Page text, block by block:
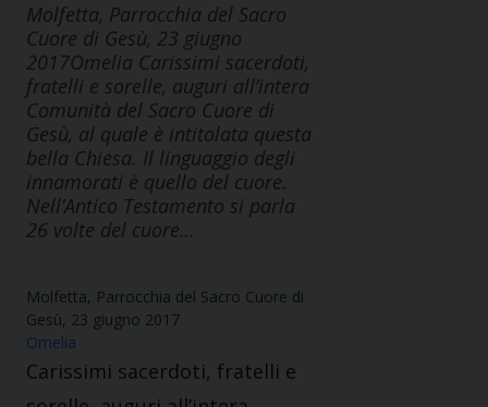
Molfetta, Parrocchia del Sacro
Cuore di Gesù, 23 giugno
2017Omelia Carissimi sacerdoti,
fratelli e sorelle, auguri all’intera
Comunità del Sacro Cuore di
Gesù, al quale è intitolata questa
bella Chiesa. Il linguaggio degli
innamorati è quello del cuore.
Nell’Antico Testamento si parla
26 volte del cuore…
Molfetta, Parrocchia del Sacro Cuore di
Gesù, 23 giugno 2017
Omelia
Carissimi sacerdoti, fratelli e